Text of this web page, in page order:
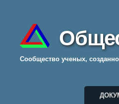
Cообщество ученых,